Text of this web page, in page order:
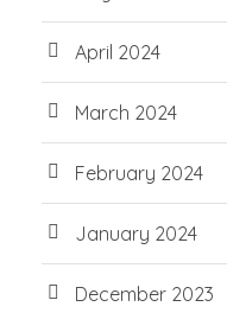
April 2024
March 2024
February 2024
January 2024
December 2023